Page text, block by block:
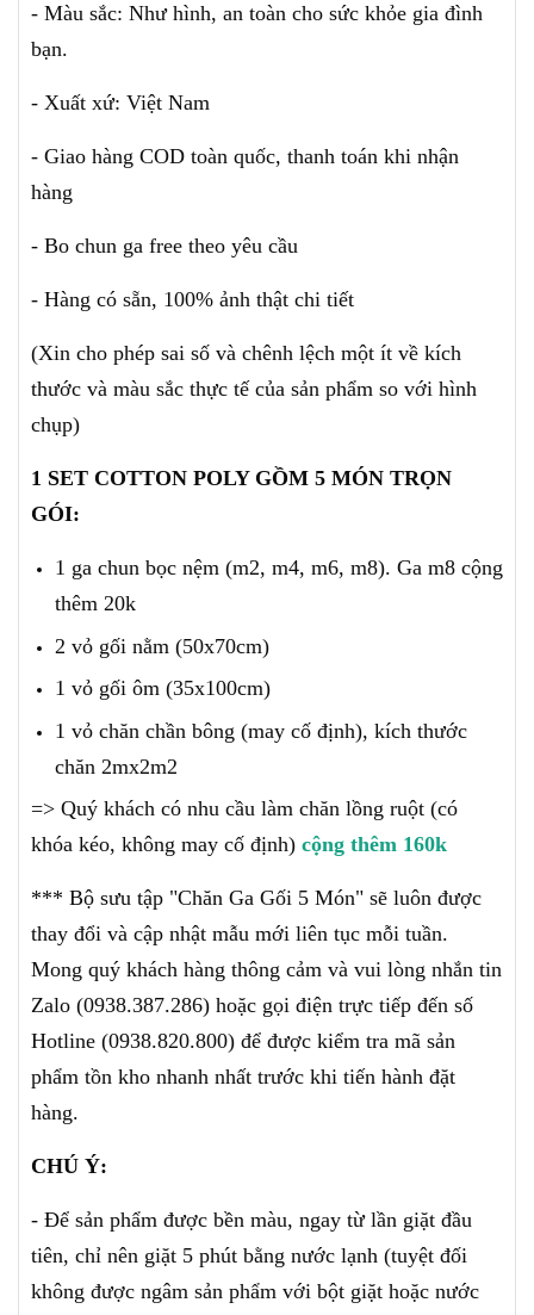
- Màu sắc: Như hình, an toàn cho sức khỏe gia đình
bạn.
- Xuất xứ: Việt Nam
- Giao hàng COD toàn quốc, thanh toán khi nhận
hàng
- Bo chun ga free theo yêu cầu
- Hàng có sẵn, 100% ảnh thật chi tiết
(Xin cho phép sai số và chênh lệch một ít về kích
thước và màu sắc thực tế của sản phẩm so với hình
chụp)
1 SET COTTON POLY GỒM 5 MÓN TRỌN
GÓI:
1 ga chun bọc nệm (m2, m4, m6, m8). Ga m8 cộng
thêm 20k
2 vỏ gối nằm (50x70cm)
1 vỏ gối ôm (35x100cm)
1 vỏ chăn chần bông (may cố định), kích thước
chăn 2mx2m2
=> Quý khách có nhu cầu làm chăn lồng ruột (có
khóa kéo, không may cố định) cộng thêm 160k
*** Bộ sưu tập "Chăn Ga Gối 5 Món" sẽ luôn được
thay đổi và cập nhật mẫu mới liên tục mỗi tuần.
Mong quý khách hàng thông cảm và vui lòng nhắn tin
Zalo (0938.387.286) hoặc gọi điện trực tiếp đến số
Hotline (0938.820.800) để được kiểm tra mã sản
phẩm tồn kho nhanh nhất trước khi tiến hành đặt
hàng.
CHÚ Ý:
- Để sản phẩm được bền màu, ngay từ lần giặt đầu
tiên, chỉ nên giặt 5 phút bằng nước lạnh (tuyệt đối
không được ngâm sản phẩm với bột giặt hoặc nước